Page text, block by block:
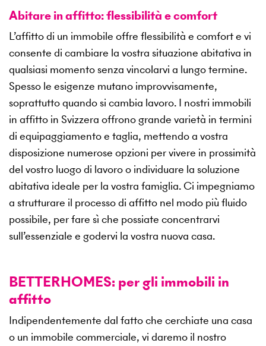
Abitare in affitto: flessibilità e comfort
L’affitto di un immobile offre flessibilità e comfort e vi
consente di cambiare la vostra situazione abitativa in
qualsiasi momento senza vincolarvi a lungo termine.
Spesso le esigenze mutano improvvisamente,
soprattutto quando si cambia lavoro. I nostri immobili
in affitto in Svizzera offrono grande varietà in termini
di equipaggiamento e taglia, mettendo a vostra
disposizione numerose opzioni per vivere in prossimità
del vostro luogo di lavoro o individuare la soluzione
abitativa ideale per la vostra famiglia. Ci impegniamo
a strutturare il processo di affitto nel modo più fluido
possibile, per fare sì che possiate concentrarvi
sull’essenziale e godervi la vostra nuova casa.
BETTERHOMES: per gli immobili in
affitto
Indipendentemente dal fatto che cerchiate una casa
o un immobile commerciale, vi daremo il nostro